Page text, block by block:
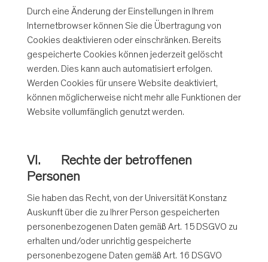
Durch eine Änderung der Einstellungen in Ihrem
Internetbrowser können Sie die Übertragung von
Cookies deaktivieren oder einschränken. Bereits
gespeicherte Cookies können jederzeit gelöscht
werden. Dies kann auch automatisiert erfolgen.
Werden Cookies für unsere Website deaktiviert,
können möglicherweise nicht mehr alle Funktionen der
Website vollumfänglich genutzt werden.
VI. Rechte der betroffenen
Personen
Sie haben das Recht, von der Universität Konstanz
Auskunft über die zu Ihrer Person gespeicherten
personenbezogenen Daten gemäß Art. 15 DSGVO zu
erhalten und/oder unrichtig gespeicherte
personenbezogene Daten gemäß Art. 16 DSGVO